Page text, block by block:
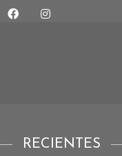
RECIENTES